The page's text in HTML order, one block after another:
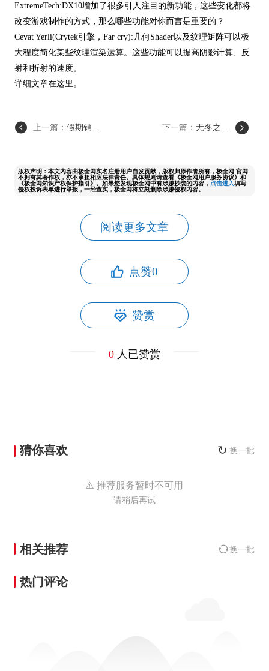
ExtremeTech:DX10增加了很多引人注目的新功能，这些变化都将
改变游戏制作的方式，那么哪些功能对你而言是重要的？
Cevat Yerli(Crytek引擎，Far cry):几何Shader以及纹理矩阵可以极
大程度简化某些纹理渲染运算。这些功能可以提高阴影计算、反
射和折射的速度。
详细文章在这里。
上一篇： 假期销... 下一篇：无冬之...
版权声明：本文内容由极全网实名注册用户自发贡献，版权归原作者所有，极全网-官网
不拥有其著作权，亦不承担相应法律责任。具体规则请查看《极全网用户服务协议》和
《极全网知识产权保护指引》。如果您发现极全网中有涉嫌抄袭的内容， 点击进入填写
侵权投诉表单进行举报，一经查实，极全网将立刻删除涉嫌侵权内容。
阅读更多文章
点赞0
赞赏
0人已赞赏
猜你喜欢 ↻ 换一批
⚠️ 推荐服务暂时不可用
请稍后再试
相关推荐 换一批
热门评论